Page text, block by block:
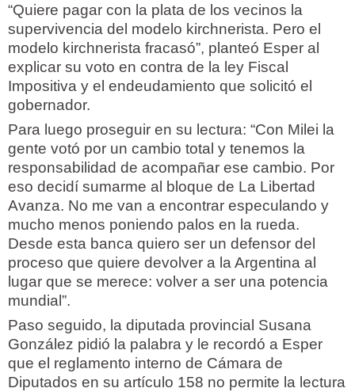
“Quiere pagar con la plata de los vecinos la
supervivencia del modelo kirchnerista. Pero el
modelo kirchnerista fracasó”, planteó Esper al
explicar su voto en contra de la ley Fiscal
Impositiva y el endeudamiento que solicitó el
gobernador.
Para luego proseguir en su lectura: “Con Milei la
gente votó por un cambio total y tenemos la
responsabilidad de acompañar ese cambio. Por
eso decidí sumarme al bloque de La Libertad
Avanza. No me van a encontrar especulando y
mucho menos poniendo palos en la rueda.
Desde esta banca quiero ser un defensor del
proceso que quiere devolver a la Argentina al
lugar que se merece: volver a ser una potencia
mundial”.
Paso seguido, la diputada provincial Susana
González pidió la palabra y le recordó a Esper
que el reglamento interno de Cámara de
Diputados en su artículo 158 no permite la lectura